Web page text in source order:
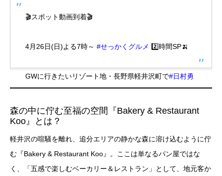
🎬スポット動画到着🎬
4月26日(日)よる7時～ #せっかくグルメ 2️⃣時間SP🍌
GWに行きたいリゾート地・長野県軽井沢町で#日村勇
紀さん#渋谷凪咲さん#近藤春菜さんが
食欲をそそる名店の絶品グルメを平らげる😋
奈
さん＆#アンガールズ
大興奮🥳#バナナマン #設楽統 https://t.co/MbNr0rreQo
pic.twitter.com/bWQI94uF6s
森の中に佇む至福の空間『Bakery & Restaurant
Koo』とは？
軽井沢の喧騒を離れ、追分エリアの静かな森に溶け込むように佇
む『Bakery & Restaurant Koo』。ここは単なるパン屋ではな
く、「五感で楽しむベーカリー＆レストラン」として、地元客か